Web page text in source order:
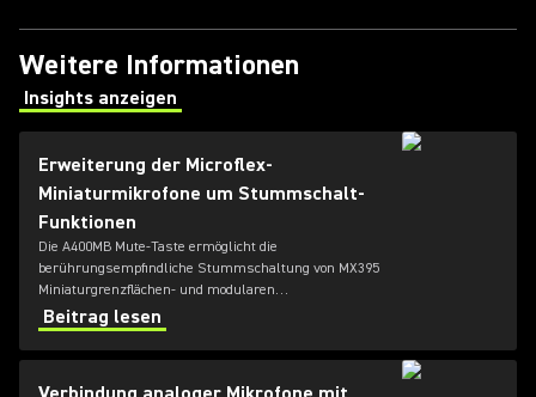
Weitere Informationen
Insights anzeigen
(Opens in a new tab)
Erweiterung der Microflex-
Miniaturmikrofone um Stummschalt-
Funktionen
Die A400MB Mute-Taste ermöglicht die
berührungsempfindliche Stummschaltung von MX395
Miniaturgrenzflächen- und modularen
Schwanenhalsmikrofonen MX405, MX410 oder MX415.
Beitrag lesen